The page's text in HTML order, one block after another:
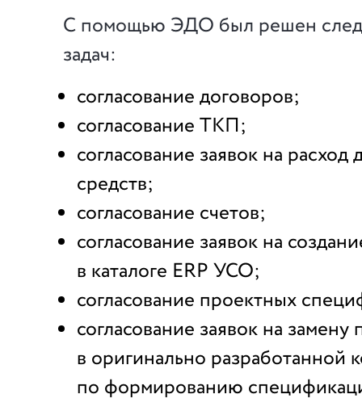
С помощью ЭДО был решен
задач:
согласование договоров;
согласование ТКП;
согласование заявок на
средств;
согласование счетов;
согласование заявок на
в каталоге ERP УСО;
согласование проектных
согласование заявок на замену
в оригинально разработанной
по формированию